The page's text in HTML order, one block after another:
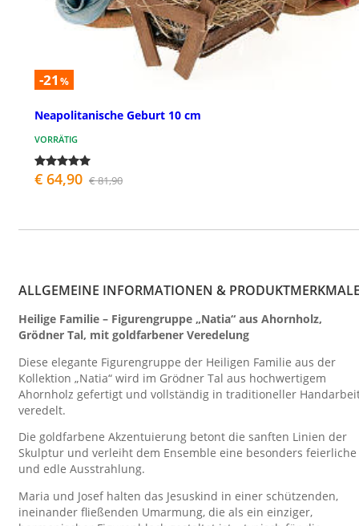
-21 %
Neapolitanische Geburt 10 cm
VORRÄTIG
€ 64,90 € 81,90
ALLGEMEINE INFORMATIONEN &
Heilige Familie – Figurengruppe „Natia“ aus Ahornholz,
Grödner Tal, mit goldfarbener Veredelung
Diese elegante Figurengruppe der Heiligen Familie aus der
Kollektion „Natia“ wird im Grödner Tal aus hochwertigem
Ahornholz gefertigt und vollständig in traditioneller
veredelt.
Die goldfarbene Akzentuierung betont die sanften Linien der
Skulptur und verleiht dem Ensemble eine besonders feierliche
und edle Ausstrahlung.
Maria und Josef halten das Jesuskind in einer schützenden,
ineinander fließenden Umarmung, die als ein einziger,